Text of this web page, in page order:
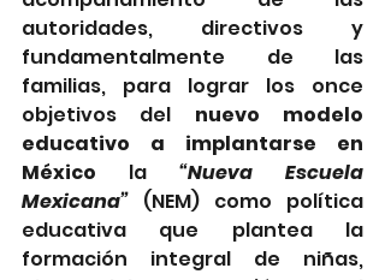
autoridades, directivos y
fundamentalmente de las
familias, para lograr los once
objetivos del nuevo modelo
educativo a implantarse en
México la “Nueva Escuela
Mexicana” (NEM) como política
educativa que plantea la
formación integral de niñas,